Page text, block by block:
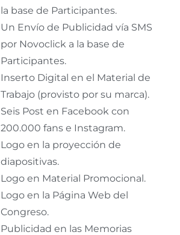
la base de Participantes.
Un Envío de Publicidad vía SMS
por Novoclick a la base de
Participantes.
Inserto Digital en el Material de
Trabajo (provisto por su marca).
Seis Post en Facebook con
200.000 fans e Instagram.
Logo en la proyección de
diapositivas.
Logo en Material Promocional.
Logo en la Página Web del
Congreso.
Publicidad en las Memorias